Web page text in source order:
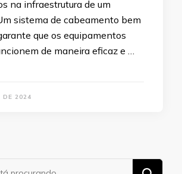
na infraestrutura de um
sistema de cabeamento bem
que os equipamentos
de maneira eficaz e …
DE 2024